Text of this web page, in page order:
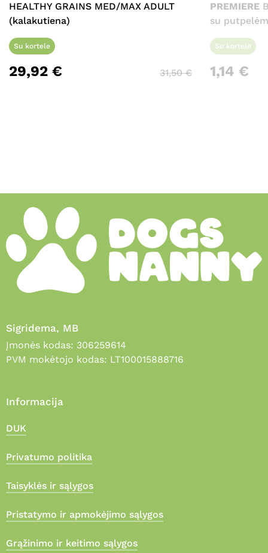
HEALTHY GRAINS MED/MAX ADULT
(kalakutiena)
Su kortele
29,92 € 31,50€
PREMIERE
su
Su kortele
1,14 €
Sigridema, MB
Įmonės kodas: 306259614
PVM mokėtojo kodas: LT100015888716
Informacija
DUK
Privatumo politika
Taisyklės ir sąlygos
Pristatymo ir apmokėjimo sąlygos
Grąžinimo ir keitimo sąlygos